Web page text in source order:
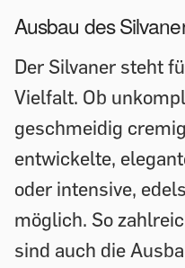
Ausbau des
Der Silvaner steht
Vielfalt. Ob
geschmeidig
entwickelte,
oder intensive,
möglich. So
sind auch die